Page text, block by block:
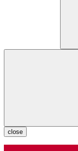
close